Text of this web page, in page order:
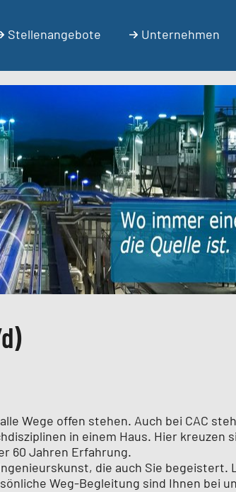
Stellenangebote Unternehmen
Wege offen stehen. Auch bei CAC
in einem Haus. Hier kreuzen
60 Jahren Erfahrung.
die auch Sie begeistert.
Weg-Begleitung sind Ihnen bei